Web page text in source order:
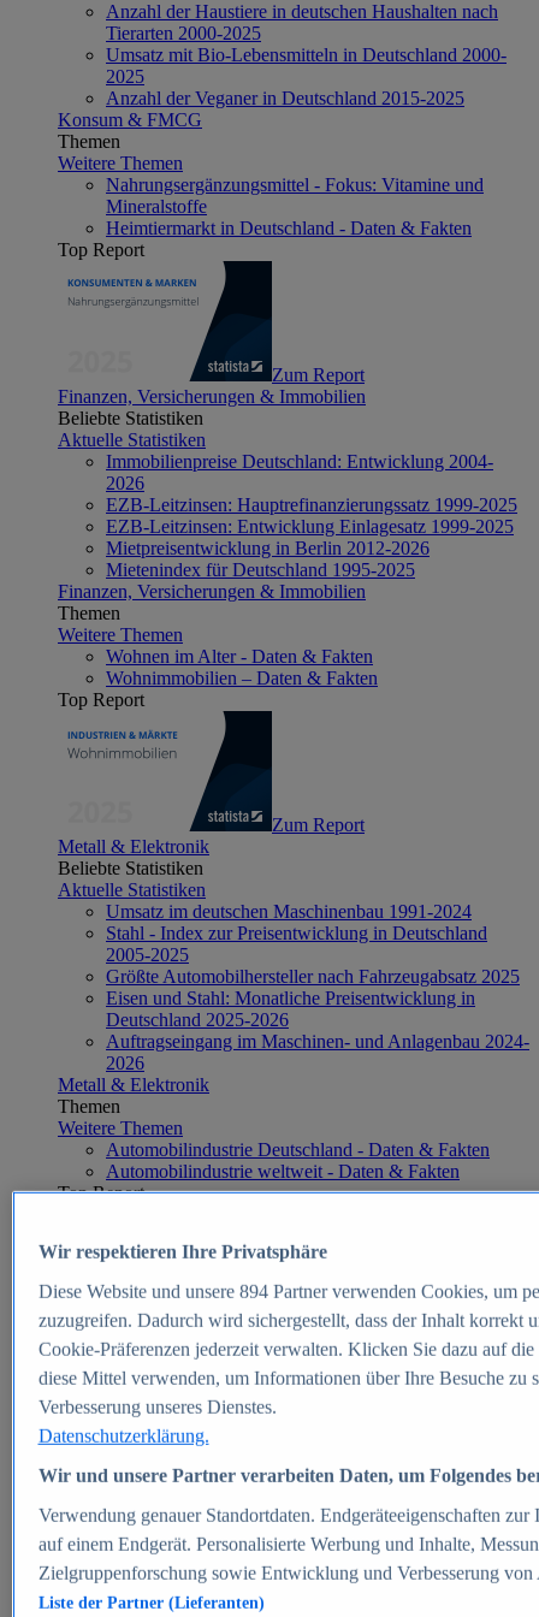
Anzahl der Haustiere in deutschen Haushalten nach
Tierarten 2000-2025
Umsatz mit Bio-Lebensmitteln in Deutschland 2000-
2025
Anzahl der Veganer in Deutschland 2015-2025
Konsum & FMCG
Themen
Weitere Themen
Nahrungsergänzungsmittel - Fokus: Vitamine und
Mineralstoffe
Heimtiermarkt in Deutschland - Daten & Fakten
Top Report
Zum Report
Finanzen, Versicherungen & Immobilien
Beliebte Statistiken
Aktuelle Statistiken
Immobilienpreise Deutschland: Entwicklung 2004-
2026
EZB-Leitzinsen: Hauptrefinanzierungssatz 1999-2025
EZB-Leitzinsen: Entwicklung Einlagesatz 1999-2025
Mietpreisentwicklung in Berlin 2012-2026
Mietenindex für Deutschland 1995-2025
Finanzen, Versicherungen & Immobilien
Themen
Weitere Themen
Wohnen im Alter - Daten & Fakten
Wohnimmobilien – Daten & Fakten
Top Report
Zum Report
Metall & Elektronik
Beliebte Statistiken
Aktuelle Statistiken
Umsatz im deutschen Maschinenbau 1991-2024
Stahl - Index zur Preisentwicklung in Deutschland
2005-2025
Größte Automobilhersteller nach Fahrzeugabsatz 2025
Eisen und Stahl: Monatliche Preisentwicklung in
Deutschland 2025-2026
Auftragseingang im Maschinen- und Anlagenbau 2024-
2026
Metall & Elektronik
Themen
Weitere Themen
Automobilindustrie Deutschland - Daten & Fakten
Automobilindustrie weltweit - Daten & Fakten
Top Report
Zum Report
E-commerce
Beliebte Statistiken
Aktuelle Statistiken
E-Commerce - Entwicklung des Umsatzes in
Deutschland 1999-2025
Umsatz von Amazon in Deutschland und weltweit
2010-2025
B2C-E-Commerce: Top-50 Online Shops in
Deutschland 2024
Marktanteile von Online-Zahlungsverfahren in
Deutschland 2024
Umsatzstarke Warengruppen im Online-Handel in
Deutschland 2023-2025
Wir respektieren Ihre Privatsphäre
Diese Website und unsere 894Partner verwenden Cookies, um
zuzugreifen. Dadurch wird sichergestellt, dass der Inhalt korrekt
Cookie-Präferenzen jederzeit verwalten. Klicken Sie dazu auf
diese Mittel verwenden, um Informationen über Ihre Besuche
Verbesserung unseres Dienstes.
Datenschutzerklärung.
Wir und unsere Partner verarbeiten Daten, um Folgendes
Verwendung genauer Standortdaten. Endgeräteeigenschaften
auf einem Endgerät. Personalisierte Werbung und Inhalte,
Zielgruppenforschung sowie Entwicklung und Verbesserung von
Liste der Partner (Lieferanten)